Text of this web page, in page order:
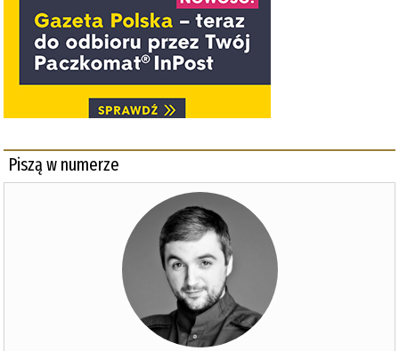
Piszą w numerze